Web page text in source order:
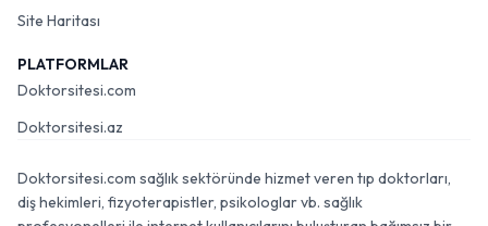
Site Haritası
PLATFORMLAR
Doktorsitesi.com
Doktorsitesi.az
Doktorsitesi.com sağlık sektöründe hizmet veren tıp doktorları,
diş hekimleri, fizyoterapistler, psikologlar vb. sağlık